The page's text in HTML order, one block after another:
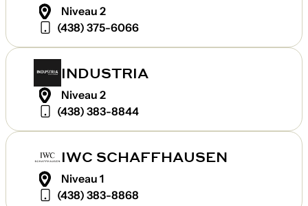
Niveau 2
(438) 375-6066
INDUSTRIA
Niveau 2
(438) 383-8844
IWC SCHAFFHAUSEN
Niveau 1
(438) 383-8868